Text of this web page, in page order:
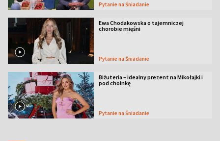
Pytanie na Śniadanie
Ewa Chodakowska o tajemniczej
chorobie mięśni
Pytanie na Śniadanie
Biżuteria – idealny prezent na Mikołajki i
pod choinkę
Pytanie na Śniadanie